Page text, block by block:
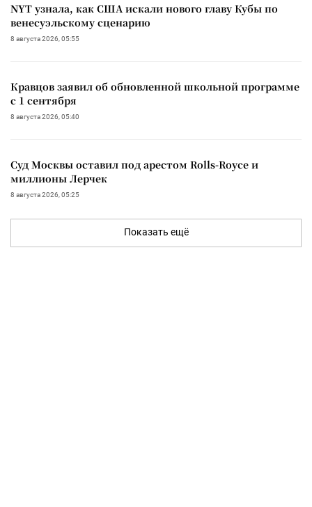
NYT узнала, как США искали нового главу Кубы по
венесуэльскому сценарию
8 августа 2026, 05:55
Кравцов заявил об обновленной школьной программе
с 1 сентября
8 августа 2026, 05:40
Суд Москвы оставил под арестом Rolls-Royce и
миллионы Лерчек
8 августа 2026, 05:25
Показать ещё